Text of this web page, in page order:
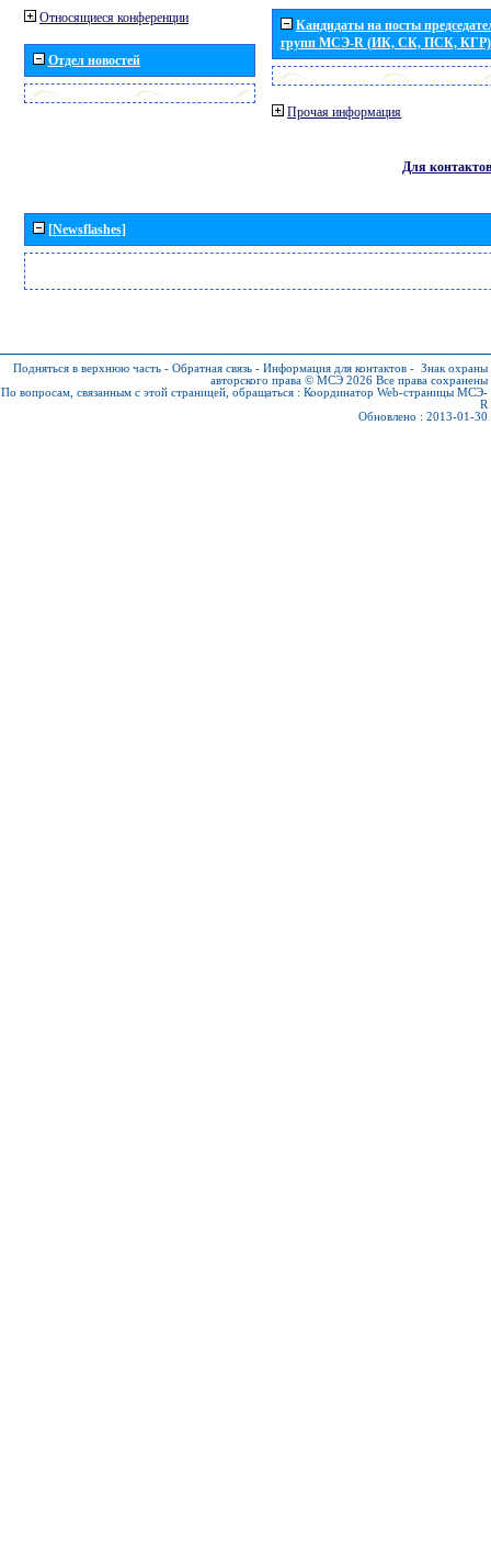
Относящиеся конференции
Отдел новостей
Кандидаты на посты
групп МСЭ-R (ИК, СК, ПСК, КГР)
Прочая информация
Для контактов
[Newsflashes]
Подняться в верхнюю часть - Обратная связь - Информация для контактов - Знак охраны
авторского права © МСЭ 2026 Все права сохранены
По вопросам, связанным с этой страницей, обращаться : Координатор Web-страницы МСЭ-
R
Обновлено : 2013-01-30